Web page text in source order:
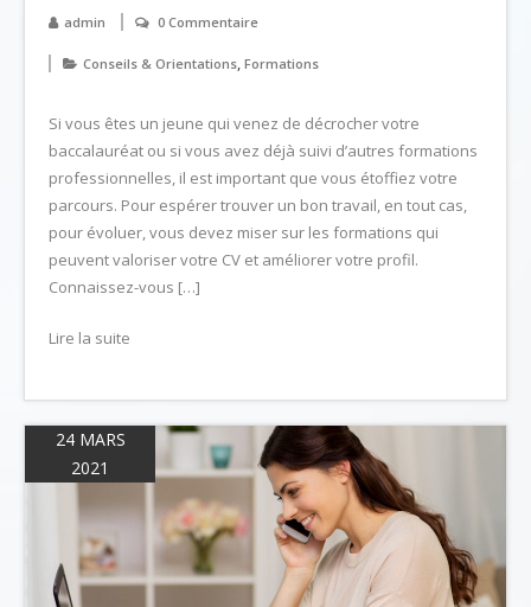
admin 0 Commentaire
Conseils & Orientations, Formations
Si vous êtes un jeune qui venez de décrocher votre
baccalauréat ou si vous avez déjà suivi d’autres formations
professionnelles, il est important que vous étoffiez votre
parcours. Pour espérer trouver un bon travail, en tout cas,
pour évoluer, vous devez miser sur les formations qui
peuvent valoriser votre CV et améliorer votre profil.
Connaissez-vous […]
Lire la suite
24 MARS
2021